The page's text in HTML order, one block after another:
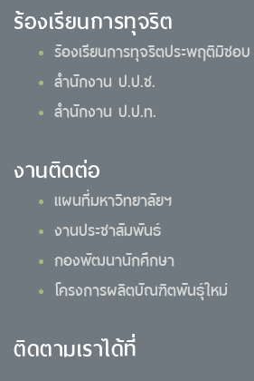
ร้องเรียนการทุจริต
ร้องเรียนการทุจริตประพฤติมิชอ
สำนักงาน ป.ป.ช.
สำนักงาน ป.ป.ท.
งานติดต่อ
แผนที่มหาวิทยาลัยฯ
งานประชาสัมพันธ์
กองพัฒนานักศึกษา
โครงการผลิตบัณฑิตพันธุ์ใหม่
ติดตามเราได้ที่